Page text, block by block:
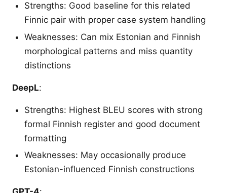
Strengths: Good baseline for this related
Finnic pair with proper case system handling
Weaknesses: Can mix Estonian and Finnish
morphological patterns and miss quantity
distinctions
DeepL:
Strengths: Highest BLEU scores with strong
formal Finnish register and good document
formatting
Weaknesses: May occasionally produce
Estonian-influenced Finnish constructions